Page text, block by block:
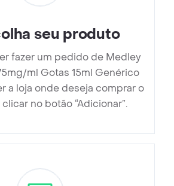
seu produto
fazer um pedido de Medley
ml Gotas 15ml Genérico
a loja onde deseja comprar o
no botão “Adicionar”.